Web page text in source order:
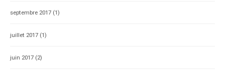
septembre 2017 (1)
juillet 2017 (1)
juin 2017 (2)